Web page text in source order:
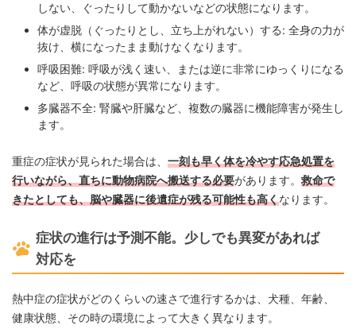
しない、ぐったりして動かないなどの状態になります。
体が虚脱（ぐったりとし、立ち上がれない）する: 全身の力が
抜け、横になったまま動けなくなります。
呼吸困難: 呼吸が浅く速い、または逆に非常にゆっくりになる
など、呼吸の状態が異常になります。
多臓器不全: 腎臓や肝臓など、複数の臓器に機能障害が発生し
ます。
重症の症状が見られた場合は、 一刻も早く体を冷やす応急処置を
行いながら、直ちに動物病院へ搬送する必要があります。救命で
きたとしても、脳や臓器に後遺症が残る可能性も高くなります。
症状の進行は予測不能。少しでも異変があれば
対応を
熱中症の症状がどのくらいの速さで進行するかは、犬種、年齢、
健康状態、その時の環境によって大きく異なります。